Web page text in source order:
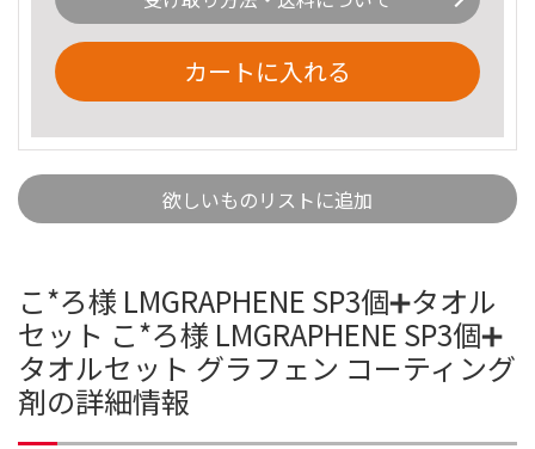
カートに入れる
欲しいものリストに追加
こ*ろ様 LMGRAPHENE SP3個➕タオル
セット こ*ろ様 LMGRAPHENE SP3個➕
タオルセット グラフェン コーティング
剤の詳細情報